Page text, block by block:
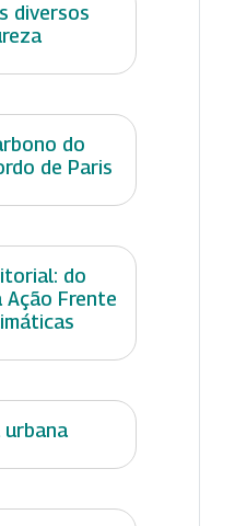
diversos
do
de Paris
do
Ação Frente